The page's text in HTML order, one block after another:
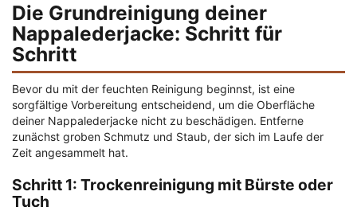
Die Grundreinigung deiner
Nappalederjacke: Schritt für
Schritt
Bevor du mit der feuchten Reinigung beginnst, ist eine
sorgfältige Vorbereitung entscheidend, um die Oberfläche
deiner Nappalederjacke nicht zu beschädigen. Entferne
zunächst groben Schmutz und Staub, der sich im Laufe der
Zeit angesammelt hat.
Schritt 1: Trockenreinigung mit Bürste oder
Tuch